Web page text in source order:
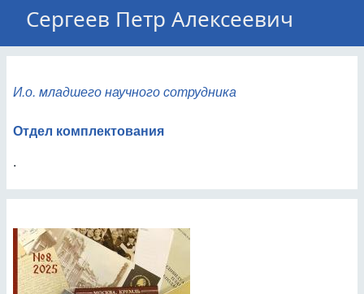
Сергеев Петр Алексеевич
И.о. младшего научного сотрудника
Отдел комплектования
.